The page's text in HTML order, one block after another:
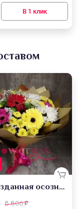
Первозданная осознанность
8 806₽